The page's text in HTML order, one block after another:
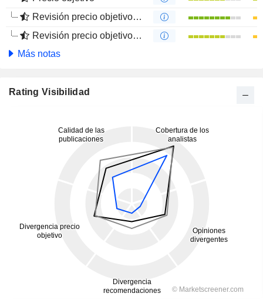
Revisión precio objetivo 12 m
Revisión precio objetivo 4 m
Más notas
Rating Visibilidad